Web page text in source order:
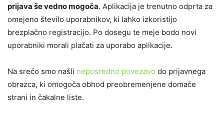
prijava še vedno mogoča. Aplikacija je trenutno odprta za
omejeno število uporabnikov, ki lahko izkoristijo
brezplačno registracijo. Po dosegu te meje bodo novi
uporabniki morali plačati za uporabo aplikacije.
Na srečo smo našli neposredno povezavo do prijavnega
obrazca, ki omogoča obhod preobremenjene domače
strani in čakalne liste.